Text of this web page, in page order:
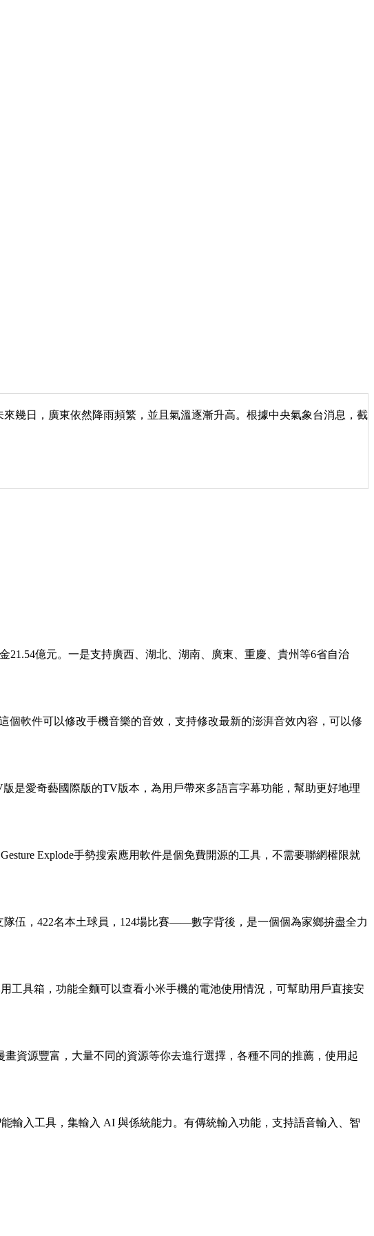
幾日，廣東依然降雨頻繁，並且氣溫逐漸升高。根據中央氣象台消息，截
億元。一是支持廣西、湖北、湖南、廣東、重慶、貴州等6省自治
個軟件可以修改手機音樂的音效，支持修改最新的澎湃音效內容，可以修
是愛奇藝國際版的TV版本，為用戶帶來多語言字幕功能，幫助更好地理
Explode手勢搜索應用軟件是個免費開源的工具，不需要聯網權限就
伍，422名本土球員，124場比賽——數字背後，是一個個為家鄉拚盡全力
工具箱，功能全麵可以查看小米手機的電池使用情況，可幫助用戶直接安
資源豐富，大量不同的資源等你去進行選擇，各種不同的推薦，使用起
輸入工具，集輸入 AI 與係統能力。有傳統輸入功能，支持語音輸入、智